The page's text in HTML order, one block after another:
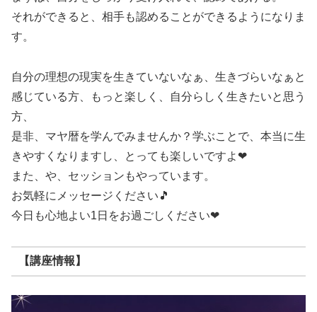
それができると、相手も認めることができるようになりま
す。
自分の理想の現実を生きていないなぁ、生きづらいなぁと
感じている方、もっと楽しく、自分らしく生きたいと思う
方、
是非、マヤ暦を学んでみませんか？学ぶことで、本当に生
きやすくなりますし、とっても楽しいですよ❤
また、や、セッションもやっています。
お気軽にメッセージください🎵
今日も心地よい1日をお過ごしください❤
【講座情報】